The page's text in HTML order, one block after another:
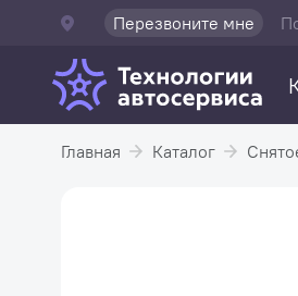
Перезвоните мне
Главная Каталог